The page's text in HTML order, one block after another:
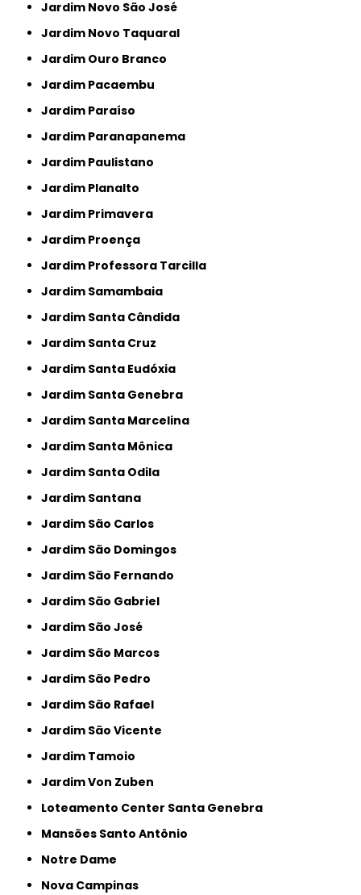
Jardim Novo São José
Jardim Novo Taquaral
Jardim Ouro Branco
Jardim Pacaembu
Jardim Paraíso
Jardim Paranapanema
Jardim Paulistano
Jardim Planalto
Jardim Primavera
Jardim Proença
Jardim Professora Tarcilla
Jardim Samambaia
Jardim Santa Cândida
Jardim Santa Cruz
Jardim Santa Eudóxia
Jardim Santa Genebra
Jardim Santa Marcelina
Jardim Santa Mônica
Jardim Santa Odila
Jardim Santana
Jardim São Carlos
Jardim São Domingos
Jardim São Fernando
Jardim São Gabriel
Jardim São José
Jardim São Marcos
Jardim São Pedro
Jardim São Rafael
Jardim São Vicente
Jardim Tamoio
Jardim Von Zuben
Loteamento Center Santa Genebra
Mansões Santo Antônio
Notre Dame
Nova Campinas